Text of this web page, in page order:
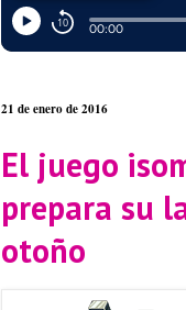
21 de enero de 2016
El juego
prepara su
otoño